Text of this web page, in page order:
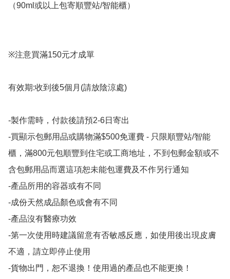
（90ml或以上包寄順豐站/智能櫃）
※注意買滿150元才成單
有效期:收到後5個月(請放陰涼處)
-製作需時，付款後請預2-6日寄出
-買顯示包郵用品或購物滿$500免運費 - 只限順豐站/智能
櫃，滿800元包順豐到住宅或工商地址，不到包郵金額或不
含包郵用品而選這項恕未能包運費及不作另行通知
-產品所用的容器或有不同
-成份天然成品顏色或會有不同
-產品沒有醫療功效
-第一次使用時建議留意有否敏感反應，如使用後出現皮膚
不適，請立即停止使用
-貨物出門，恕不退換！使用過的產品也不能更換！